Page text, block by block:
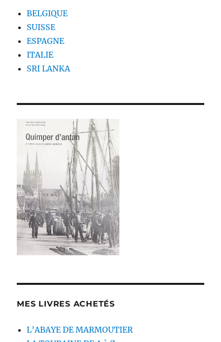
BELGIQUE
SUISSE
ESPAGNE
ITALIE
SRI LANKA
MES LIVRES ACHETÉS
L’ABAYE DE MARMOUTIER